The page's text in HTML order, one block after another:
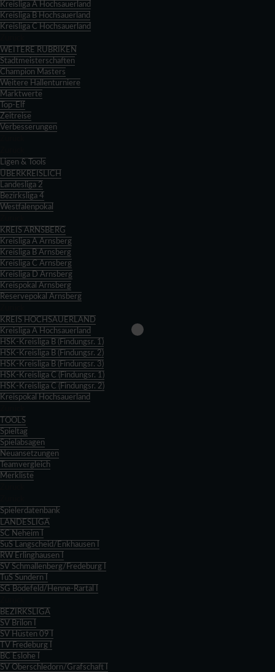
Kreisliga A Hochsauerland
Kreisliga B Hochsauerland
Kreisliga C Hochsauerland
WEITERE RUBRIKEN
Stadtmeisterschaften
Champion Masters
Weitere Hallenturniere
Marktwerte
Top-Elf
Zeitreise
Verbesserungen
Ligen & Tools
ÜBERKREISLICH
Landesliga 2
Bezirksliga 4
Westfalenpokal
KREIS ARNSBERG
Kreisliga A Arnsberg
Kreisliga B Arnsberg
Kreisliga C Arnsberg
Kreisliga D Arnsberg
Kreispokal Arnsberg
Reservepokal Arnsberg
KREIS HOCHSAUERLAND
Kreisliga A Hochsauerland
HSK-Kreisliga B (Findungsr. 1)
HSK-Kreisliga B (Findungsr. 2)
HSK-Kreisliga B (Findungsr. 3)
HSK-Kreisliga C (Findungsr. 1)
HSK-Kreisliga C (Findungsr. 2)
Kreispokal Hochsauerland
TOOLS
Spieltag
Spielabsagen
Neuansetzungen
Teamvergleich
Merkliste
Spielerdatenbank
LANDESLIGA
SC Neheim I
SuS Langscheid/Enkhausen I
RW Erlinghausen I
SV Schmallenberg/Fredeburg I
TuS Sundern I
SG Bödefeld/Henne-Rartal I
BEZIRKSLIGA
SV Brilon I
SV Hüsten 09 I
TV Fredeburg I
BC Eslohe I
SV Oberschledorn/Grafschaft I